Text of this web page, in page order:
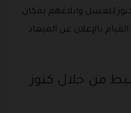
كنوز للعسل وابلاغهم بمكان
بالإعلان عن الميعاد
من خلال كنوز